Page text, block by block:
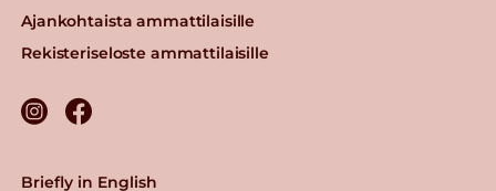
Ajankohtaista ammattilaisille
Rekisteriseloste ammattilaisille
Briefly in English